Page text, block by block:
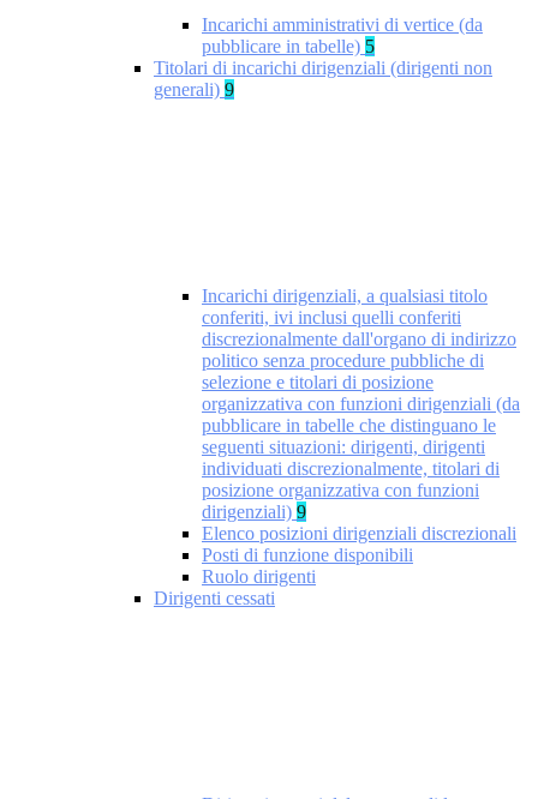
Incarichi amministrativi di vertice (da
pubblicare in tabelle) 5
Titolari di incarichi dirigenziali (dirigenti non
generali) 9
Incarichi dirigenziali, a qualsiasi titolo
conferiti, ivi inclusi quelli conferiti
discrezionalmente dall'organo di indirizzo
politico senza procedure pubbliche di
selezione e titolari di posizione
organizzativa con funzioni dirigenziali (da
pubblicare in tabelle che distinguano le
seguenti situazioni: dirigenti, dirigenti
individuati discrezionalmente, titolari di
posizione organizzativa con funzioni
dirigenziali) 9
Elenco posizioni dirigenziali discrezionali
Posti di funzione disponibili
Ruolo dirigenti
Dirigenti cessati